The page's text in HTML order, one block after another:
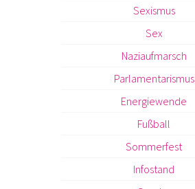
Sexismus
Sex
Naziaufmarsch
Parlamentarismus
Energiewende
Fußball
Sommerfest
Infostand